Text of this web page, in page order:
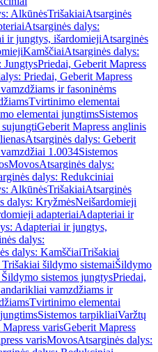
AlkūnėsTrišakiaiAtsarginės
Atsarginės dalys:
ir jungtys, išardomiejiAtsarginės
KamščiaiAtsarginės dalys:
JungtysPriedai, Geberit Mapress
Priedai, Geberit Mapress
ir fasoninėms
Tvirtinimo elementai
elementai jungtimsSistemos
Geberit Mapress anglinis
Atsarginės dalys: Geberit
1.0034Sistemos
MovosAtsarginės dalys:
dalys: Redukciniai
AlkūnėsTrišakiaiAtsarginės
dalys: KryžmėsNeišardomieji
adapteriaiAdapteriai ir
Adapteriai ir jungtys,
dalys:
dalys: KamščiaiTrišakiai
šildymo sistemaiŠildymo
sistemos jungtysPriedai,
vamzdžiams ir
Tvirtinimo elementai
Sistemos tarpikliaiVaržtų
varisGeberit Mapress
varisMovosAtsarginės dalys: